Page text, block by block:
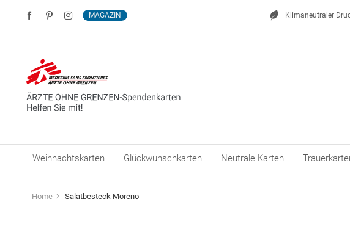
Klimaneutraler
MAGAZIN
Weihnachtskarten Glückwunschkarten Neutrale Karten
Home Salatbesteck Moreno